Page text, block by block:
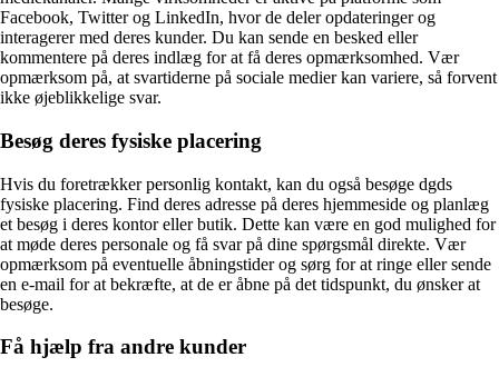
Facebook, Twitter og LinkedIn, hvor de deler opdateringer og
interagerer med deres kunder. Du kan sende en besked eller
kommentere på deres indlæg for at få deres opmærksomhed. Vær
opmærksom på, at svartiderne på sociale medier kan variere, så forvent
ikke øjeblikkelige svar.
Besøg deres fysiske placering
Hvis du foretrækker personlig kontakt, kan du også besøge dgds
fysiske placering. Find deres adresse på deres hjemmeside og planlæg
et besøg i deres kontor eller butik. Dette kan være en god mulighed for
at møde deres personale og få svar på dine spørgsmål direkte. Vær
opmærksom på eventuelle åbningstider og sørg for at ringe eller sende
en e-mail for at bekræfte, at de er åbne på det tidspunkt, du ønsker at
besøge.
Få hjælp fra andre kunder